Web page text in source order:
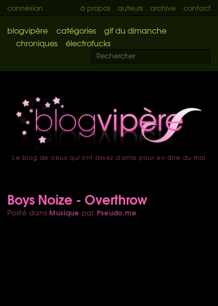
connexion à propos auteurs archive contact
blogvipère catégories
gif du dimanche
chroniques
électrofucks
accueil
Le blog de ceux qui ont assez d'amis pour en dire du mal
Boys Noize - Overthrow
Posté dans Musique par Pseudo.me